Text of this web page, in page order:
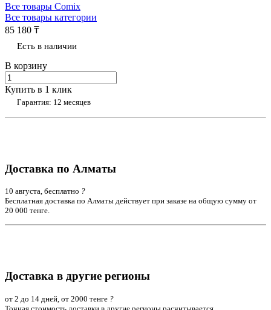
Все товары Comix
Все товары категории
85 180 ₸
Есть в наличии
В корзину
Купить в 1 клик
Гарантия: 12 месяцев
Доставка по Алматы
10 августа, бесплатно ?
Бесплатная доставка по Алматы действует при заказе на общую сумму от
20 000 тенге.
Доставка в другие регионы
от 2 до 14 дней, от 2000 тенге ?